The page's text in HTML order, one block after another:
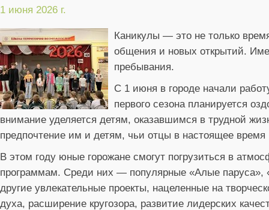
1 июня 2026 г.
Каникулы — это не только
общения и новых открытий.
пребывания.
С 1 июня в городе начали
первого сезона планируется
внимание уделяется детям, оказавшимся в трудной
предпочтение им и детям, чьи отцы в настоящее
В этом году юные горожане смогут погрузиться в
программам. Среди них — популярные «Алые паруса»,
другие увлекательные проекты, нацеленные на
духа, расширение кругозора, развитие лидерских